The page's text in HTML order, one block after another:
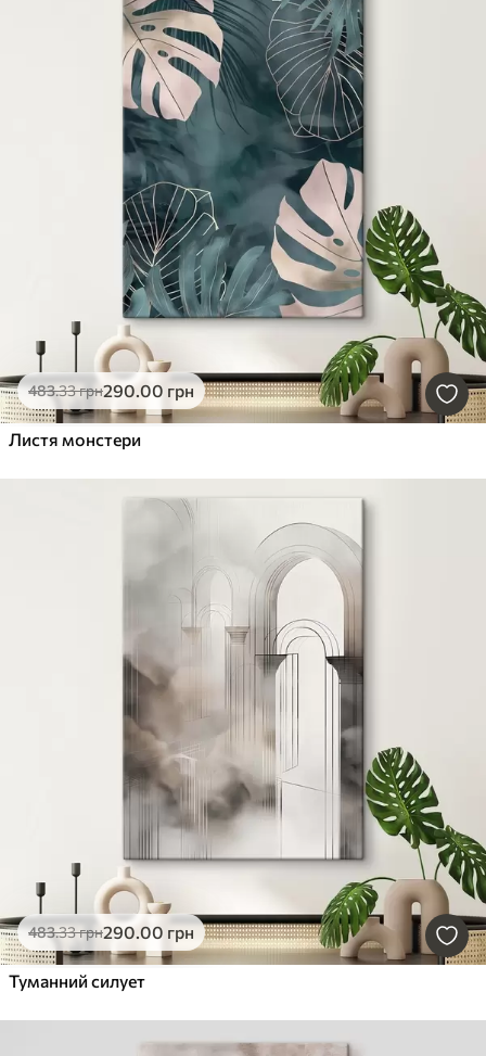
483.33грн290.00 грн
Листя монстери
483.33грн290.00 грн
Туманний силует